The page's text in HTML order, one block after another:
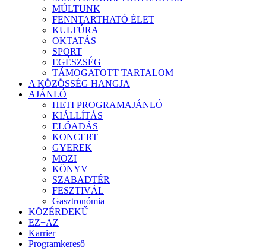
MÚLTUNK
FENNTARTHATÓ ÉLET
KULTÚRA
OKTATÁS
SPORT
EGÉSZSÉG
TÁMOGATOTT TARTALOM
A KÖZÖSSÉG HANGJA
AJÁNLÓ
HETI PROGRAMAJÁNLÓ
KIÁLLÍTÁS
ELŐADÁS
KONCERT
GYEREK
MOZI
KÖNYV
SZABADTÉR
FESZTIVÁL
Gasztronómia
KÖZÉRDEKŰ
EZ+AZ
Karrier
Programkereső